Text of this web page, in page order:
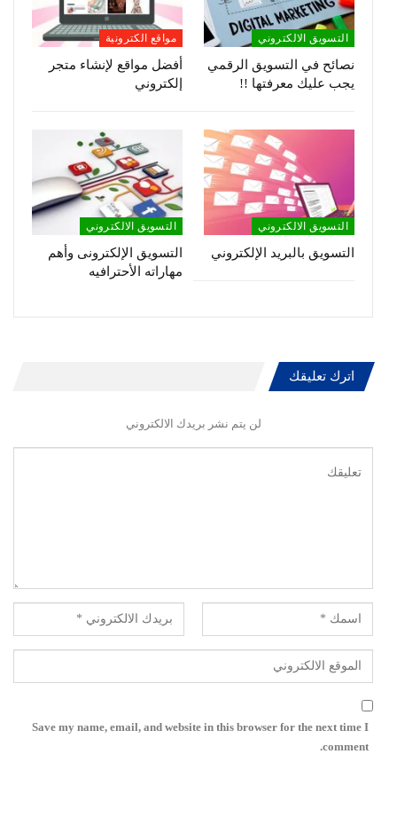
التسويق الالكتروني
نصائح في التسويق الرقمي
يجب عليك معرفتها !!
مواقع الكترونية
أفضل مواقع لإنشاء متجر
إلكتروني
التسويق الالكتروني
التسويق بالبريد الإلكتروني
التسويق الالكتروني
التسويق الإلكترونى وأهم
مهاراته الأحترافيه
اترك تعليقك
لن يتم نشر بريدك الالكتروني
Save my name, email, and website in this browser for the next time I
comment.